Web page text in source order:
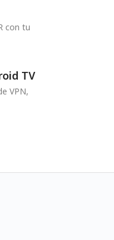
con tu
TV
VPN,